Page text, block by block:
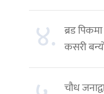
४. ब्रड
कसरी
चौध